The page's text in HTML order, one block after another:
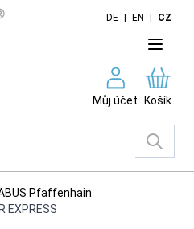
DE EN CZ
Můj účet Košík
Pfaffenhain
EXPRESS